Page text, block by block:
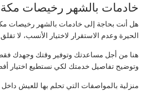
خادمات بالشهر رخيصات مكة
هل أنت بحاجة إلى خادمات بالشهر رخيصات
الحيرة وعدم الاستقرار لاختيار الأنسب، لا
هنا من أجل مساعدتك وتوفير وقتك وجهدك فقط
وتوضيح تفاصيل خدمتك لكي نستطيع اختيار
منزلية بالمواصفات التي تحلم بها للعيش